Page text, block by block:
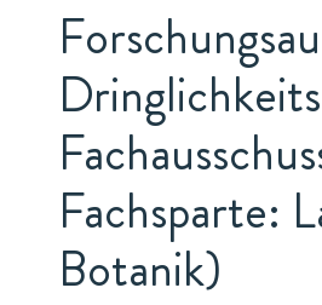
Fachsparte:
Botanik)